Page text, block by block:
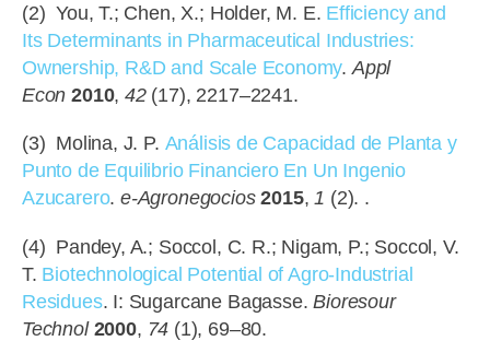
(2) You, T.; Chen, X.; Holder, M. E. Efficiency and
Its Determinants in Pharmaceutical Industries:
Ownership, R&D and Scale Economy.Appl
Econ 2010,42(17), 2217–2241.
(3) Molina, J. P. Análisis de Capacidad de Planta y
Punto de Equilibrio Financiero En Un Ingenio
Azucarero.e-Agronegocios 2015,1 (2). .
(4) Pandey, A.; Soccol, C. R.; Nigam, P.; Soccol, V.
T. Biotechnological Potential of Agro-Industrial
Residues. I: Sugarcane Bagasse.Bioresour
Technol 2000, 74 (1), 69–80.